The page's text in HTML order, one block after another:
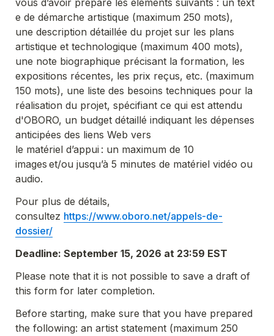
vous d’avoir préparé les éléments suivants : un text
e de démarche artistique (maximum 250 mots),
une description détaillée du projet sur les plans
artistique et technologique (maximum 400 mots),
une note biographique précisant la formation, les
expositions récentes, les prix reçus, etc. (maximum
150 mots), une liste des besoins techniques pour la
réalisation du projet, spécifiant ce qui est attendu
d'OBORO, un budget détaillé indiquant les dépenses
anticipées des liens Web vers
le matériel d’appui : un maximum de 10
images et/ou jusqu’à 5 minutes de matériel vidéo ou
audio.
Pour plus de détails,
consultez https://www.oboro.net/appels-de-
dossier/
Deadline: September 15, 2026 at 23:59 EST
Please note that it is not possible to save a draft of
this form for later completion.
Before starting, make sure that you have prepared
the following: an artist statement (maximum 250